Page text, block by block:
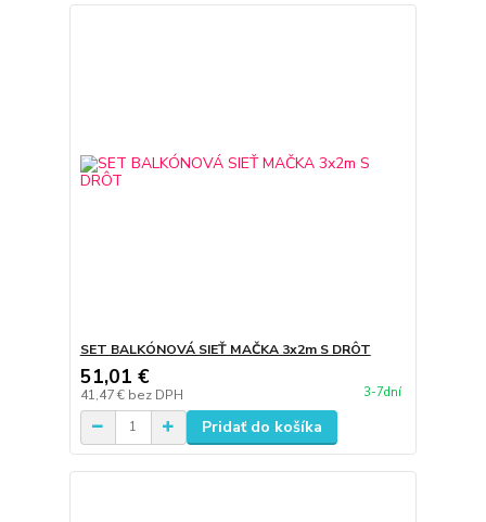
SET BALKÓNOVÁ SIEŤ MAČKA 3x2m S DRÔT
51,01 €
41,47 € bez DPH 3-7dní
Pridať do košíka